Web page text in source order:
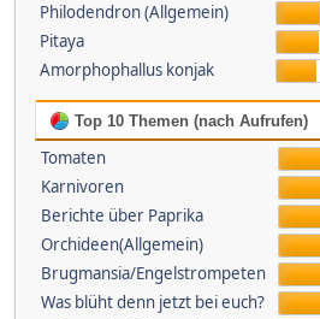
Philodendron (Allgemein)
Pitaya
Amorphophallus konjak
Top 10 Themen (nach Aufrufen)
Tomaten
Karnivoren
Berichte über Paprika
Orchideen(Allgemein)
Brugmansia/Engelstrompeten
Was blüht denn jetzt bei euch?